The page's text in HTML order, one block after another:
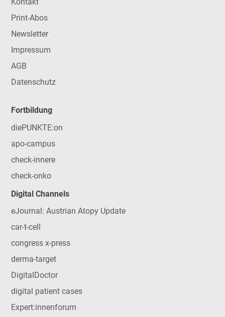
Print-Abos
Newsletter
Impressum
AGB
Datenschutz
Fortbildung
diePUNKTE:on
apo-campus
check-innere
check-onko
Digital Channels
eJournal: Austrian Atopy Update
car-t-cell
congress x-press
derma-target
DigitalDoctor
digital patient cases
Expert:innenforum